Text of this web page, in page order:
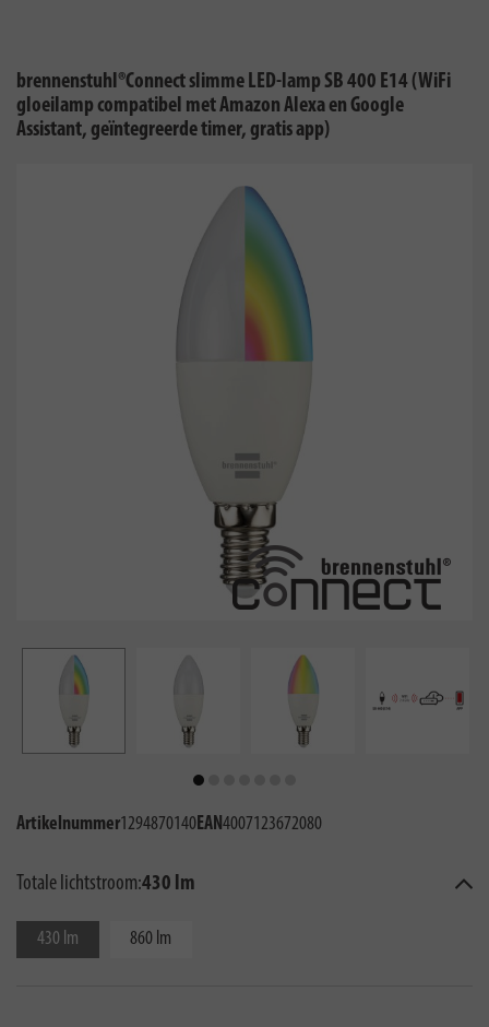
brennenstuhl®Connect slimme LED-lamp SB 400 E14 (WiFi
gloeilamp compatibel met Amazon Alexa en Google
Assistant, geïntegreerde timer, gratis app)
Artikelnummer1294870140EAN4007123672080
Totale lichtstroom:430 lm
430 lm 860 lm